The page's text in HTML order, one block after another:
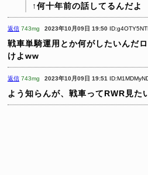
↑何十年前の話してるんだよ
返信 743mg 2023年10月09日 19:50 ID:g4OTY5NTI
戦車単騎運用とか何がしたいんだ
けよww
返信 743mg 2023年10月09日 19:51
よう知らんが、戦車ってRWR見た